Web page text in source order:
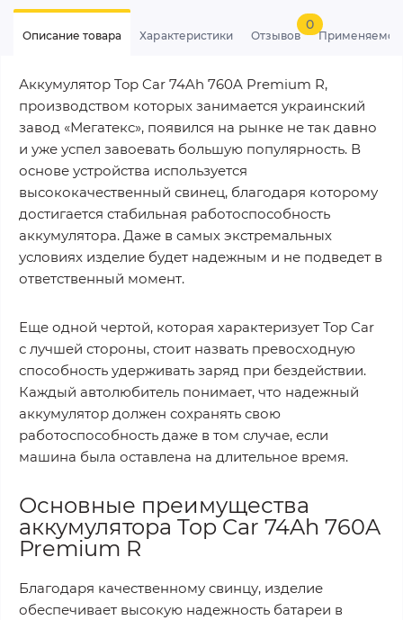
Описание товара Характеристики Отзывов
0
Аккумулятор Top Car 74Ah 760A Premium R,
производством которых занимается украинский
завод «Мегатекс», появился на рынке не так давно
и уже успел завоевать большую популярность. В
основе устройства используется
высококачественный свинец, благодаря которому
достигается стабильная работоспособность
аккумулятора. Даже в самых экстремальных
условиях изделие будет надежным и не подведет в
ответственный момент.
Еще одной чертой, которая характеризует Top Car
с лучшей стороны, стоит назвать превосходную
способность удерживать заряд при бездействии.
Каждый автолюбитель понимает, что надежный
аккумулятор должен сохранять свою
работоспособность даже в том случае, если
машина была оставлена на длительное время.
Основные преимущества
аккумулятора Top Car 74Ah 760A
Premium R
Благодаря качественному свинцу, изделие
обеспечивает высокую надежность батареи в